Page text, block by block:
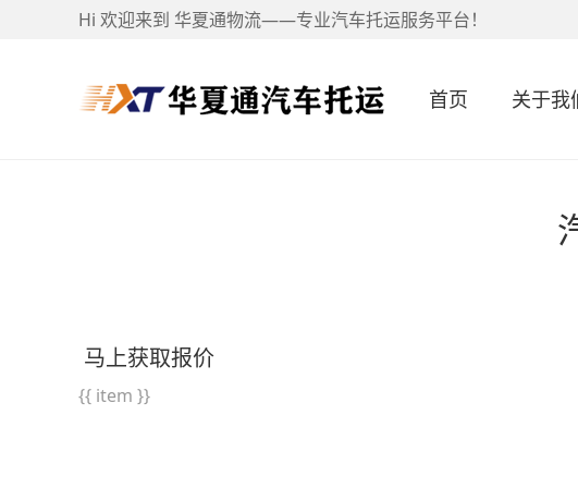
Hi 欢迎来到 华夏通物流——专业汽车托运服务平台！
首页 关于我
马上获取报价
{{ item }}